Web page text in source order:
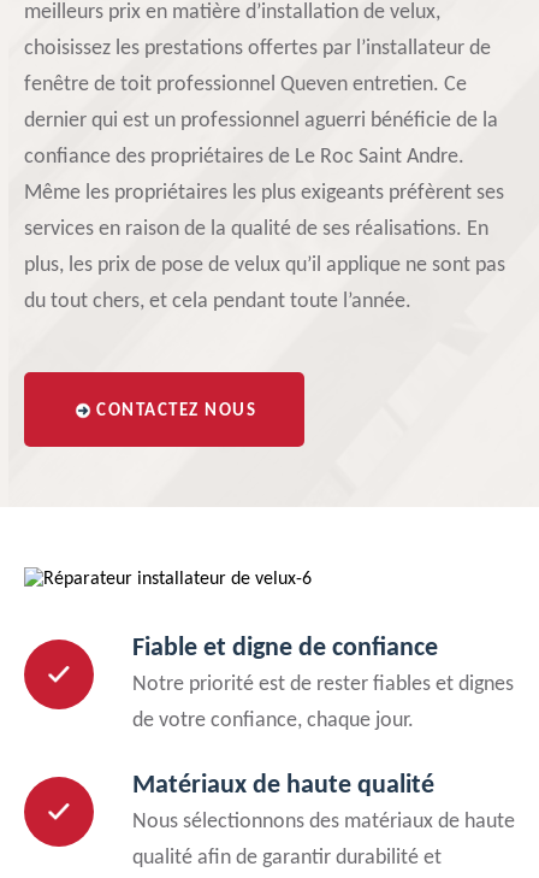
meilleurs prix en matière d’installation de velux,
choisissez les prestations offertes par l’installateur de
fenêtre de toit professionnel Queven entretien. Ce
dernier qui est un professionnel aguerri bénéficie de la
confiance des propriétaires de Le Roc Saint Andre.
Même les propriétaires les plus exigeants préfèrent ses
services en raison de la qualité de ses réalisations. En
plus, les prix de pose de velux qu’il applique ne sont pas
du tout chers, et cela pendant toute l’année.
CONTACTEZ NOUS
Fiable et digne de confiance
Notre priorité est de rester fiables et dignes
de votre confiance, chaque jour.
Matériaux de haute qualité
Nous sélectionnons des matériaux de haute
qualité afin de garantir durabilité et